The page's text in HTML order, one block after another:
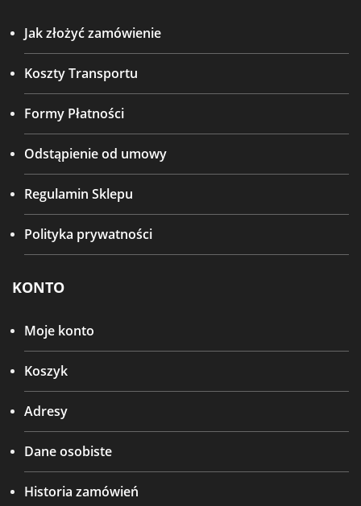
Jak złożyć zamówienie
Koszty Transportu
Formy Płatności
Odstąpienie od umowy
Regulamin Sklepu
Polityka prywatności
KONTO
Moje konto
Koszyk
Adresy
Dane osobiste
Historia zamówień